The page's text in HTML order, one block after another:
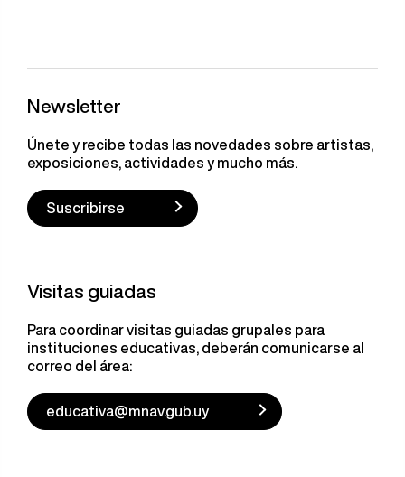
Newsletter
Únete y recibe todas las novedades sobre artistas,
exposiciones, actividades y mucho más.
Suscribirse
Visitas guiadas
Para coordinar visitas guiadas grupales para
instituciones educativas, deberán comunicarse al
correo del área:
educativa@mnav.gub.uy